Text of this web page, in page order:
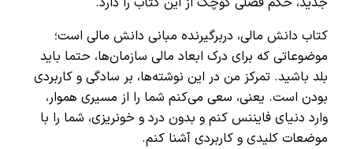
کتاب دانش مالی، دربرگیرنده مبانی دانش مالی است؛
موضوعاتی که برای درک ابعاد مالی سازمان‌ها، حتما باید
بلد باشید. تمرکز من در این نوشته‌ها، بر سادگی و کاربردی
بودن است. یعنی، سعی می‌کنم شما را از مسیری هموار،
وارد دنیای فایننس کنم و بدون درد و خونریزی، شما را با
موضعات کلیدی و کاربردی آشنا کنم.